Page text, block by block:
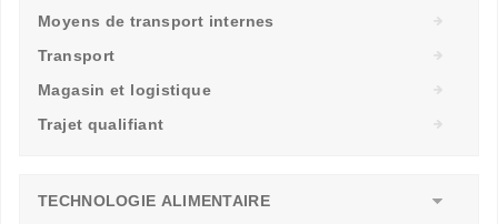
Moyens de transport internes
Transport
Magasin et logistique
Trajet qualifiant
TECHNOLOGIE ALIMENTAIRE